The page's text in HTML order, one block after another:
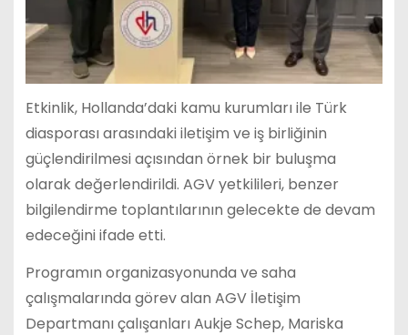
Etkinlik, Hollanda’daki kamu kurumları ile Türk
diasporası arasındaki iletişim ve iş birliğinin
güçlendirilmesi açısından örnek bir buluşma
olarak değerlendirildi. AGV yetkilileri, benzer
bilgilendirme toplantılarının gelecekte de devam
edeceğini ifade etti.
Programın organizasyonunda ve saha
çalışmalarında görev alan AGV İletişim
Departmanı çalışanları Aukje Schep, Mariska